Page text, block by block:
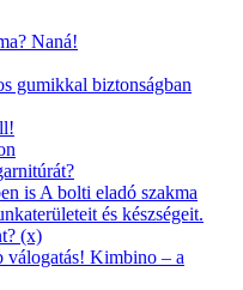
Naná!
gumikkal biztonságban
is A bolti eladó szakma
és készségeit.
(x)
válogatás! Kimbino – a